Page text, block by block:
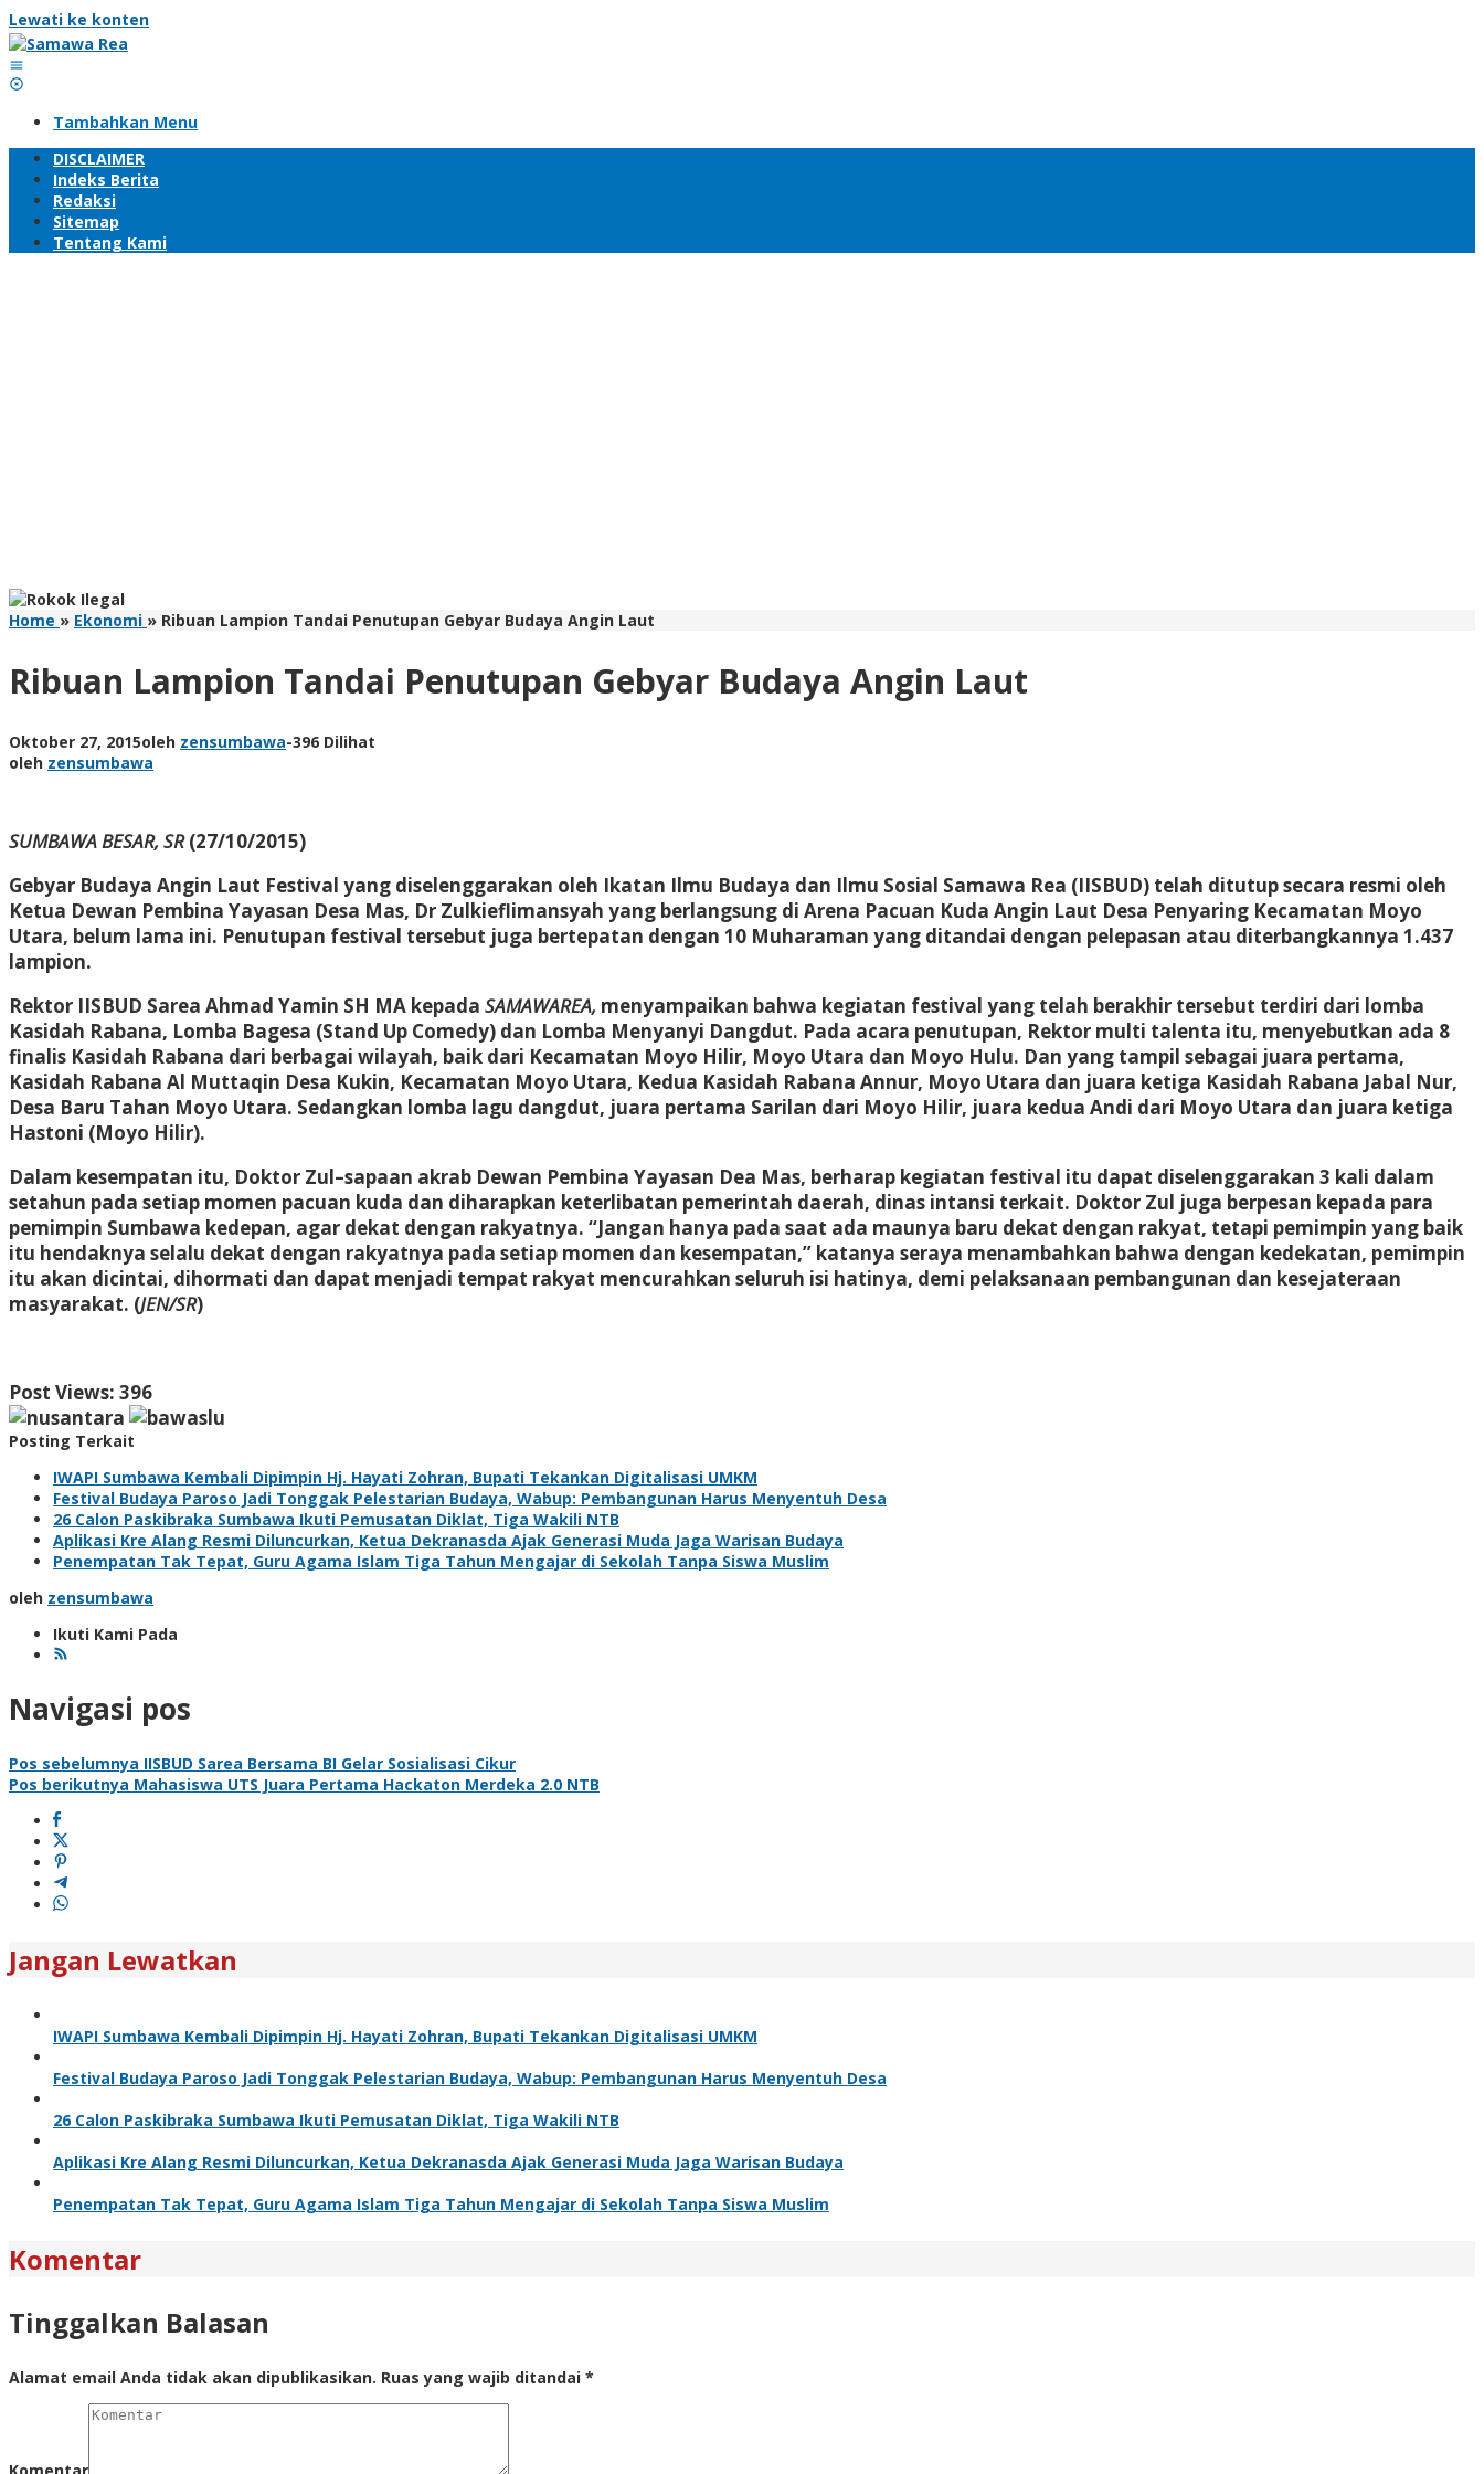
Lewati ke konten
Tambahkan Menu
DISCLAIMER
Indeks Berita
Redaksi
Sitemap
Tentang Kami
Home » Ekonomi » Ribuan Lampion Tandai Penutupan Gebyar Budaya Angin Laut
Ribuan Lampion Tandai Penutupan Gebyar Budaya Angin Laut
Oktober 27, 2015oleh zensumbawa-396 Dilihat
oleh zensumbawa
SUMBAWA BESAR, SR(27/10/2015)
Gebyar Budaya Angin Laut Festival yang diselenggarakan oleh Ikatan Ilmu Budaya dan Ilmu Sosial Samawa Rea (IISBUD) telah ditutup secara resmi oleh
Ketua Dewan Pembina Yayasan Desa Mas, Dr Zulkieflimansyah yang berlangsung di Arena Pacuan Kuda Angin Laut Desa Penyaring Kecamatan Moyo
Utara, belum lama ini. Penutupan festival tersebut juga bertepatan dengan 10 Muharaman yang ditandai dengan pelepasan atau diterbangkannya 1.437
lampion.
Rektor IISBUD Sarea Ahmad Yamin SH MA kepada SAMAWAREA, menyampaikan bahwa kegiatan festival yang telah berakhir tersebut terdiri dari lomba
Kasidah Rabana, Lomba Bagesa (Stand Up Comedy) dan Lomba Menyanyi Dangdut. Pada acara penutupan, Rektor multi talenta itu, menyebutkan ada 8
finalis Kasidah Rabana dari berbagai wilayah, baik dari Kecamatan Moyo Hilir, Moyo Utara dan Moyo Hulu. Dan yang tampil sebagai juara pertama,
Kasidah Rabana Al Muttaqin Desa Kukin, Kecamatan Moyo Utara, Kedua Kasidah Rabana Annur, Moyo Utara dan juara ketiga Kasidah Rabana Jabal Nur,
Desa Baru Tahan Moyo Utara. Sedangkan lomba lagu dangdut, juara pertama Sarilan dari Moyo Hilir, juara kedua Andi dari Moyo Utara dan juara ketiga
Hastoni (Moyo Hilir).
Dalam kesempatan itu, Doktor Zul–sapaan akrab Dewan Pembina Yayasan Dea Mas, berharap kegiatan festival itu dapat diselenggarakan 3 kali dalam
setahun pada setiap momen pacuan kuda dan diharapkan keterlibatan pemerintah daerah, dinas intansi terkait. Doktor Zul juga berpesan kepada para
pemimpin Sumbawa kedepan, agar dekat dengan rakyatnya. “Jangan hanya pada saat ada maunya baru dekat dengan rakyat, tetapi pemimpin yang baik
itu hendaknya selalu dekat dengan rakyatnya pada setiap momen dan kesempatan,” katanya seraya menambahkan bahwa dengan kedekatan, pemimpin
itu akan dicintai, dihormati dan dapat menjadi tempat rakyat mencurahkan seluruh isi hatinya, demi pelaksanaan pembangunan dan kesejateraan
masyarakat. (JEN/SR)
Post Views: 396
Posting Terkait
IWAPI Sumbawa Kembali Dipimpin Hj. Hayati Zohran, Bupati Tekankan Digitalisasi UMKM
Festival Budaya Paroso Jadi Tonggak Pelestarian Budaya, Wabup: Pembangunan Harus Menyentuh Desa
26 Calon Paskibraka Sumbawa Ikuti Pemusatan Diklat, Tiga Wakili NTB
Aplikasi Kre Alang Resmi Diluncurkan, Ketua Dekranasda Ajak Generasi Muda Jaga Warisan Budaya
Penempatan Tak Tepat, Guru Agama Islam Tiga Tahun Mengajar di Sekolah Tanpa Siswa Muslim
oleh zensumbawa
Ikuti Kami Pada
Navigasi pos
Pos sebelumnya IISBUD Sarea Bersama BI Gelar Sosialisasi Cikur
Pos berikutnya Mahasiswa UTS Juara Pertama Hackaton Merdeka 2.0 NTB
Jangan Lewatkan
IWAPI Sumbawa Kembali Dipimpin Hj. Hayati Zohran, Bupati Tekankan Digitalisasi UMKM
Festival Budaya Paroso Jadi Tonggak Pelestarian Budaya, Wabup: Pembangunan Harus Menyentuh Desa
26 Calon Paskibraka Sumbawa Ikuti Pemusatan Diklat, Tiga Wakili NTB
Aplikasi Kre Alang Resmi Diluncurkan, Ketua Dekranasda Ajak Generasi Muda Jaga Warisan Budaya
Penempatan Tak Tepat, Guru Agama Islam Tiga Tahun Mengajar di Sekolah Tanpa Siswa Muslim
Komentar
Tinggalkan Balasan
Alamat email Anda tidak akan dipublikasikan. Ruas yang wajib ditandai *